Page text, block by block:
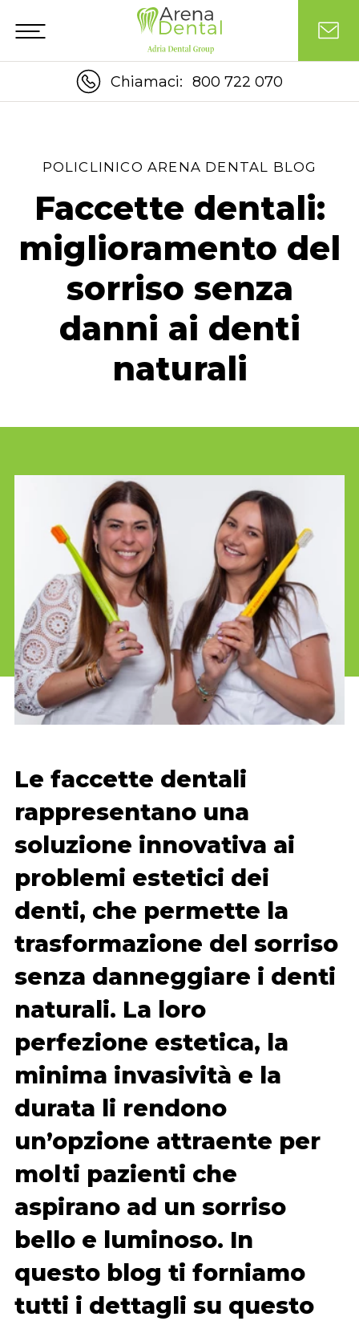
Chiamaci: 800 722 070
POLICLINICO ARENA DENTAL BLOG
Faccette dentali:
miglioramento del
sorriso senza
danni ai denti
naturali
Le faccette dentali
rappresentano una
soluzione innovativa ai
problemi estetici dei
denti, che permette la
trasformazione del sorriso
senza danneggiare i denti
naturali. La loro
perfezione estetica, la
minima invasività e la
durata li rendono
un’opzione attraente per
molti pazienti che
aspirano ad un sorriso
bello e luminoso. In
questo blog ti forniamo
tutti i dettagli su questo